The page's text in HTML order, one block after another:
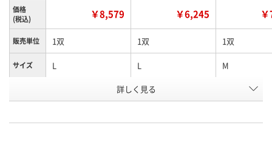
価格
(税込)
￥8,579 ￥6,245
販売単位 1双 1双 1双
サイズ L L M
P070030 P070019
詳しく見る